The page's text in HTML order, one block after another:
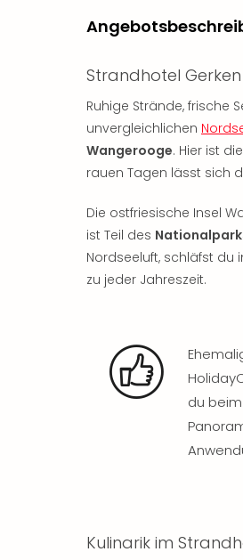
Strandhotel Gerken
Ruhige Strände, frische
unvergleichlichen
Wangerooge. Hier ist
rauen Tagen lässt sich
Die ostfriesische Insel
ist Teil des
Nordseeluft, schläfst du
zu jeder Jahreszeit.
du
Kulinarik im